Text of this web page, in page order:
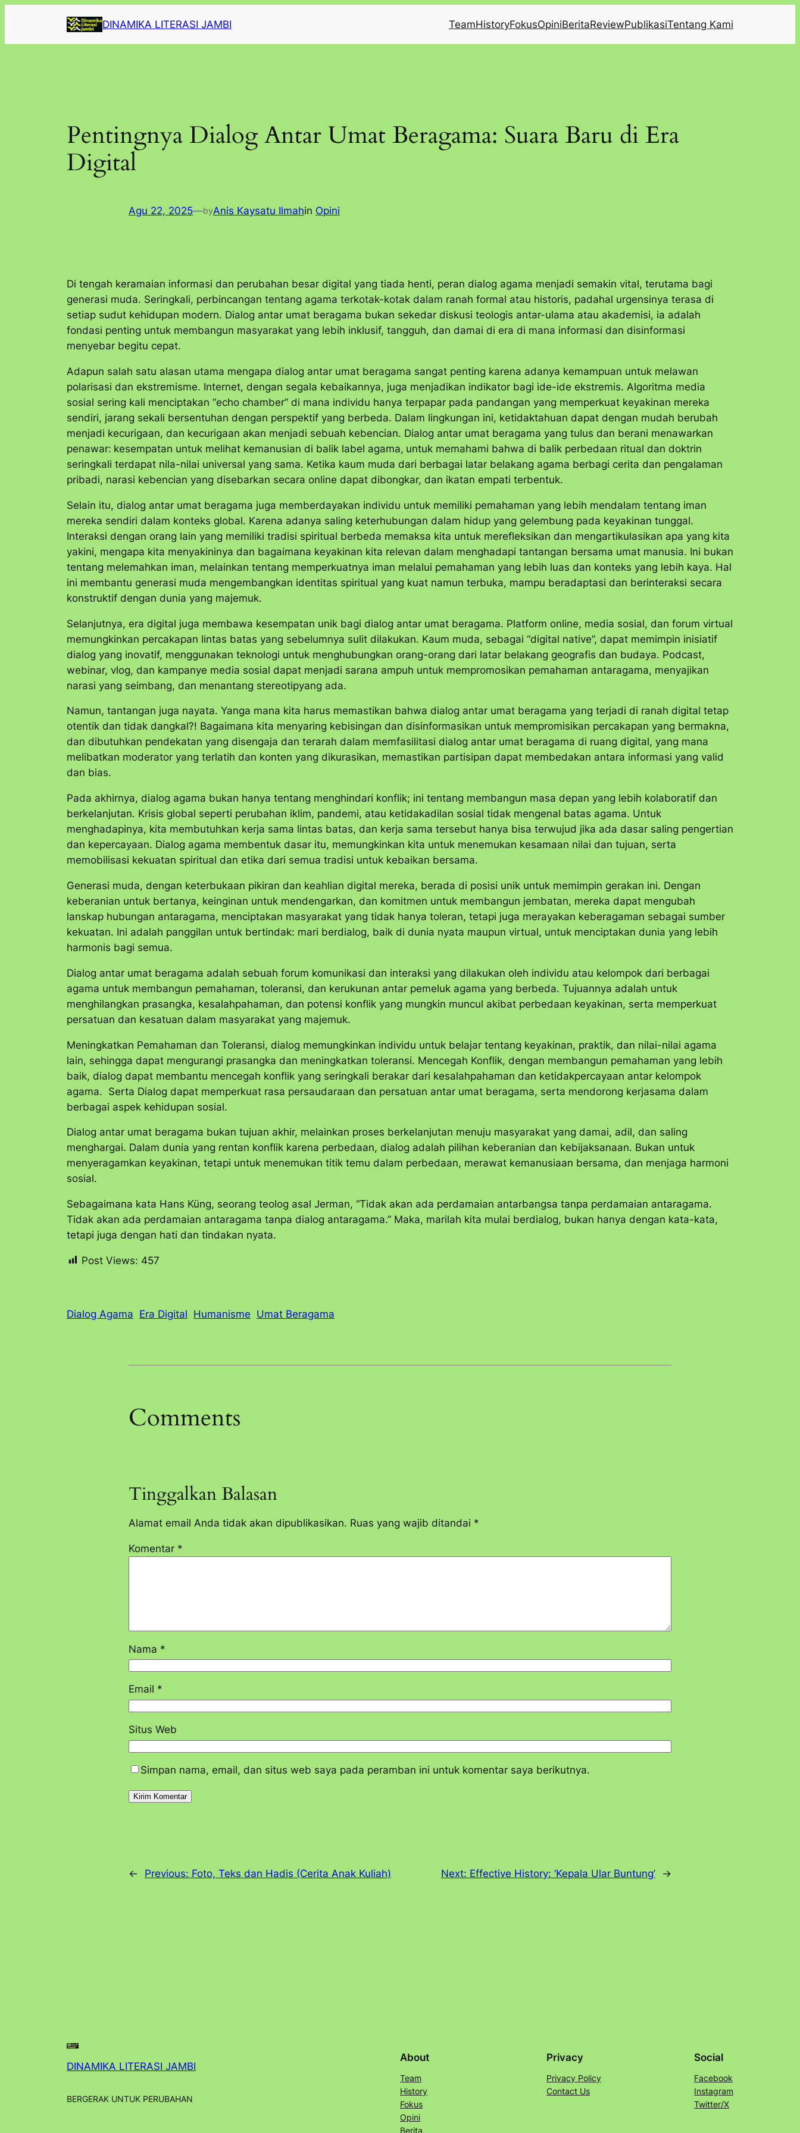
konten
DINAMIKA LITERASI JAMBI TeamHistoryFokusOpiniBeritaReviewPublikasiTentang Kami
Pentingnya Dialog Antar Umat Beragama: Suara Baru di Era
Digital
Agu 22, 2025—byAnis Kaysatu Ilmahin Opini
Di tengah keramaian informasi dan perubahan besar digital yang tiada henti, peran dialog agama menjadi semakin vital, terutama bagi
generasi muda. Seringkali, perbincangan tentang agama terkotak-kotak dalam ranah formal atau historis, padahal urgensinya terasa di
setiap sudut kehidupan modern. Dialog antar umat beragama bukan sekedar diskusi teologis antar-ulama atau akademisi, ia adalah
fondasi penting untuk membangun masyarakat yang lebih inklusif, tangguh, dan damai di era di mana informasi dan disinformasi
menyebar begitu cepat.
Adapun salah satu alasan utama mengapa dialog antar umat beragama sangat penting karena adanya kemampuan untuk melawan
polarisasi dan ekstremisme. Internet, dengan segala kebaikannya, juga menjadikan indikator bagi ide-ide ekstremis. Algoritma media
sosial sering kali menciptakan “echo chamber” di mana individu hanya terpapar pada pandangan yang memperkuat keyakinan mereka
sendiri, jarang sekali bersentuhan dengan perspektif yang berbeda. Dalam lingkungan ini, ketidaktahuan dapat dengan mudah berubah
menjadi kecurigaan, dan kecurigaan akan menjadi sebuah kebencian. Dialog antar umat beragama yang tulus dan berani menawarkan
penawar: kesempatan untuk melihat kemanusian di balik label agama, untuk memahami bahwa di balik perbedaan ritual dan doktrin
seringkali terdapat nila-nilai universal yang sama. Ketika kaum muda dari berbagai latar belakang agama berbagi cerita dan pengalaman
pribadi, narasi kebencian yang disebarkan secara online dapat dibongkar, dan ikatan empati terbentuk.
Selain itu, dialog antar umat beragama juga memberdayakan individu untuk memiliki pemahaman yang lebih mendalam tentang iman
mereka sendiri dalam konteks global. Karena adanya saling keterhubungan dalam hidup yang gelembung pada keyakinan tunggal.
Interaksi dengan orang lain yang memiliki tradisi spiritual berbeda memaksa kita untuk merefleksikan dan mengartikulasikan apa yang kita
yakini, mengapa kita menyakininya dan bagaimana keyakinan kita relevan dalam menghadapi tantangan bersama umat manusia. Ini bukan
tentang melemahkan iman, melainkan tentang memperkuatnya iman melalui pemahaman yang lebih luas dan konteks yang lebih kaya. Hal
ini membantu generasi muda mengembangkan identitas spiritual yang kuat namun terbuka, mampu beradaptasi dan berinteraksi secara
konstruktif dengan dunia yang majemuk.
Selanjutnya, era digital juga membawa kesempatan unik bagi dialog antar umat beragama. Platform online, media sosial, dan forum virtual
memungkinkan percakapan lintas batas yang sebelumnya sulit dilakukan. Kaum muda, sebagai “digital native”, dapat memimpin inisiatif
dialog yang inovatif, menggunakan teknologi untuk menghubungkan orang-orang dari latar belakang geografis dan budaya. Podcast,
webinar, vlog, dan kampanye media sosial dapat menjadi sarana ampuh untuk mempromosikan pemahaman antaragama, menyajikan
narasi yang seimbang, dan menantang stereotipyang ada.
Namun, tantangan juga nayata. Yanga mana kita harus memastikan bahwa dialog antar umat beragama yang terjadi di ranah digital tetap
otentik dan tidak dangkal?! Bagaimana kita menyaring kebisingan dan disinformasikan untuk mempromisikan percakapan yang bermakna,
dan dibutuhkan pendekatan yang disengaja dan terarah dalam memfasilitasi dialog antar umat beragama di ruang digital, yang mana
melibatkan moderator yang terlatih dan konten yang dikurasikan, memastikan partisipan dapat membedakan antara informasi yang valid
dan bias.
Pada akhirnya, dialog agama bukan hanya tentang menghindari konflik; ini tentang membangun masa depan yang lebih kolaboratif dan
berkelanjutan. Krisis global seperti perubahan iklim, pandemi, atau ketidakadilan sosial tidak mengenal batas agama. Untuk
menghadapinya, kita membutuhkan kerja sama lintas batas, dan kerja sama tersebut hanya bisa terwujud jika ada dasar saling pengertian
dan kepercayaan. Dialog agama membentuk dasar itu, memungkinkan kita untuk menemukan kesamaan nilai dan tujuan, serta
memobilisasi kekuatan spiritual dan etika dari semua tradisi untuk kebaikan bersama.
Generasi muda, dengan keterbukaan pikiran dan keahlian digital mereka, berada di posisi unik untuk memimpin gerakan ini. Dengan
keberanian untuk bertanya, keinginan untuk mendengarkan, dan komitmen untuk membangun jembatan, mereka dapat mengubah
lanskap hubungan antaragama, menciptakan masyarakat yang tidak hanya toleran, tetapi juga merayakan keberagaman sebagai sumber
kekuatan. Ini adalah panggilan untuk bertindak: mari berdialog, baik di dunia nyata maupun virtual, untuk menciptakan dunia yang lebih
harmonis bagi semua.
Dialog antar umat beragama adalah sebuah forum komunikasi dan interaksi yang dilakukan oleh individu atau kelompok dari berbagai
agama untuk membangun pemahaman, toleransi, dan kerukunan antar pemeluk agama yang berbeda. Tujuannya adalah untuk
menghilangkan prasangka, kesalahpahaman, dan potensi konflik yang mungkin muncul akibat perbedaan keyakinan, serta memperkuat
persatuan dan kesatuan dalam masyarakat yang majemuk.
Meningkatkan Pemahaman dan Toleransi, dialog memungkinkan individu untuk belajar tentang keyakinan, praktik, dan nilai-nilai agama
lain, sehingga dapat mengurangi prasangka dan meningkatkan toleransi. Mencegah Konflik, dengan membangun pemahaman yang lebih
baik, dialog dapat membantu mencegah konflik yang seringkali berakar dari kesalahpahaman dan ketidakpercayaan antar kelompok
agama. Serta Dialog dapat memperkuat rasa persaudaraan dan persatuan antar umat beragama, serta mendorong kerjasama dalam
berbagai aspek kehidupan sosial.
Dialog antar umat beragama bukan tujuan akhir, melainkan proses berkelanjutan menuju masyarakat yang damai, adil, dan saling
menghargai. Dalam dunia yang rentan konflik karena perbedaan, dialog adalah pilihan keberanian dan kebijaksanaan. Bukan untuk
menyeragamkan keyakinan, tetapi untuk menemukan titik temu dalam perbedaan, merawat kemanusiaan bersama, dan menjaga harmoni
sosial.
Sebagaimana kata Hans Küng, seorang teolog asal Jerman, “Tidak akan ada perdamaian antarbangsa tanpa perdamaian antaragama.
Tidak akan ada perdamaian antaragama tanpa dialog antaragama.” Maka, marilah kita mulai berdialog, bukan hanya dengan kata-kata,
tetapi juga dengan hati dan tindakan nyata.
Post Views: 457
Dialog Agama Era Digital Humanisme Umat Beragama
Comments
Tinggalkan Balasan
Alamat email Anda tidak akan dipublikasikan. Ruas yang wajib ditandai *
Komentar *
Nama *
Email *
Situs Web
Simpan nama, email, dan situs web saya pada peramban ini untuk komentar saya berikutnya.
← Previous: Foto, Teks dan Hadis (Cerita Anak Kuliah) Next: Effective History: ‘Kepala Ular Buntung’ →
DINAMIKA LITERASI JAMBI
BERGERAK UNTUK PERUBAHAN
About
Team
History
Fokus
Opini
Berita
Privacy
Privacy Policy
Contact Us
Social
Facebook
Instagram
Twitter/X